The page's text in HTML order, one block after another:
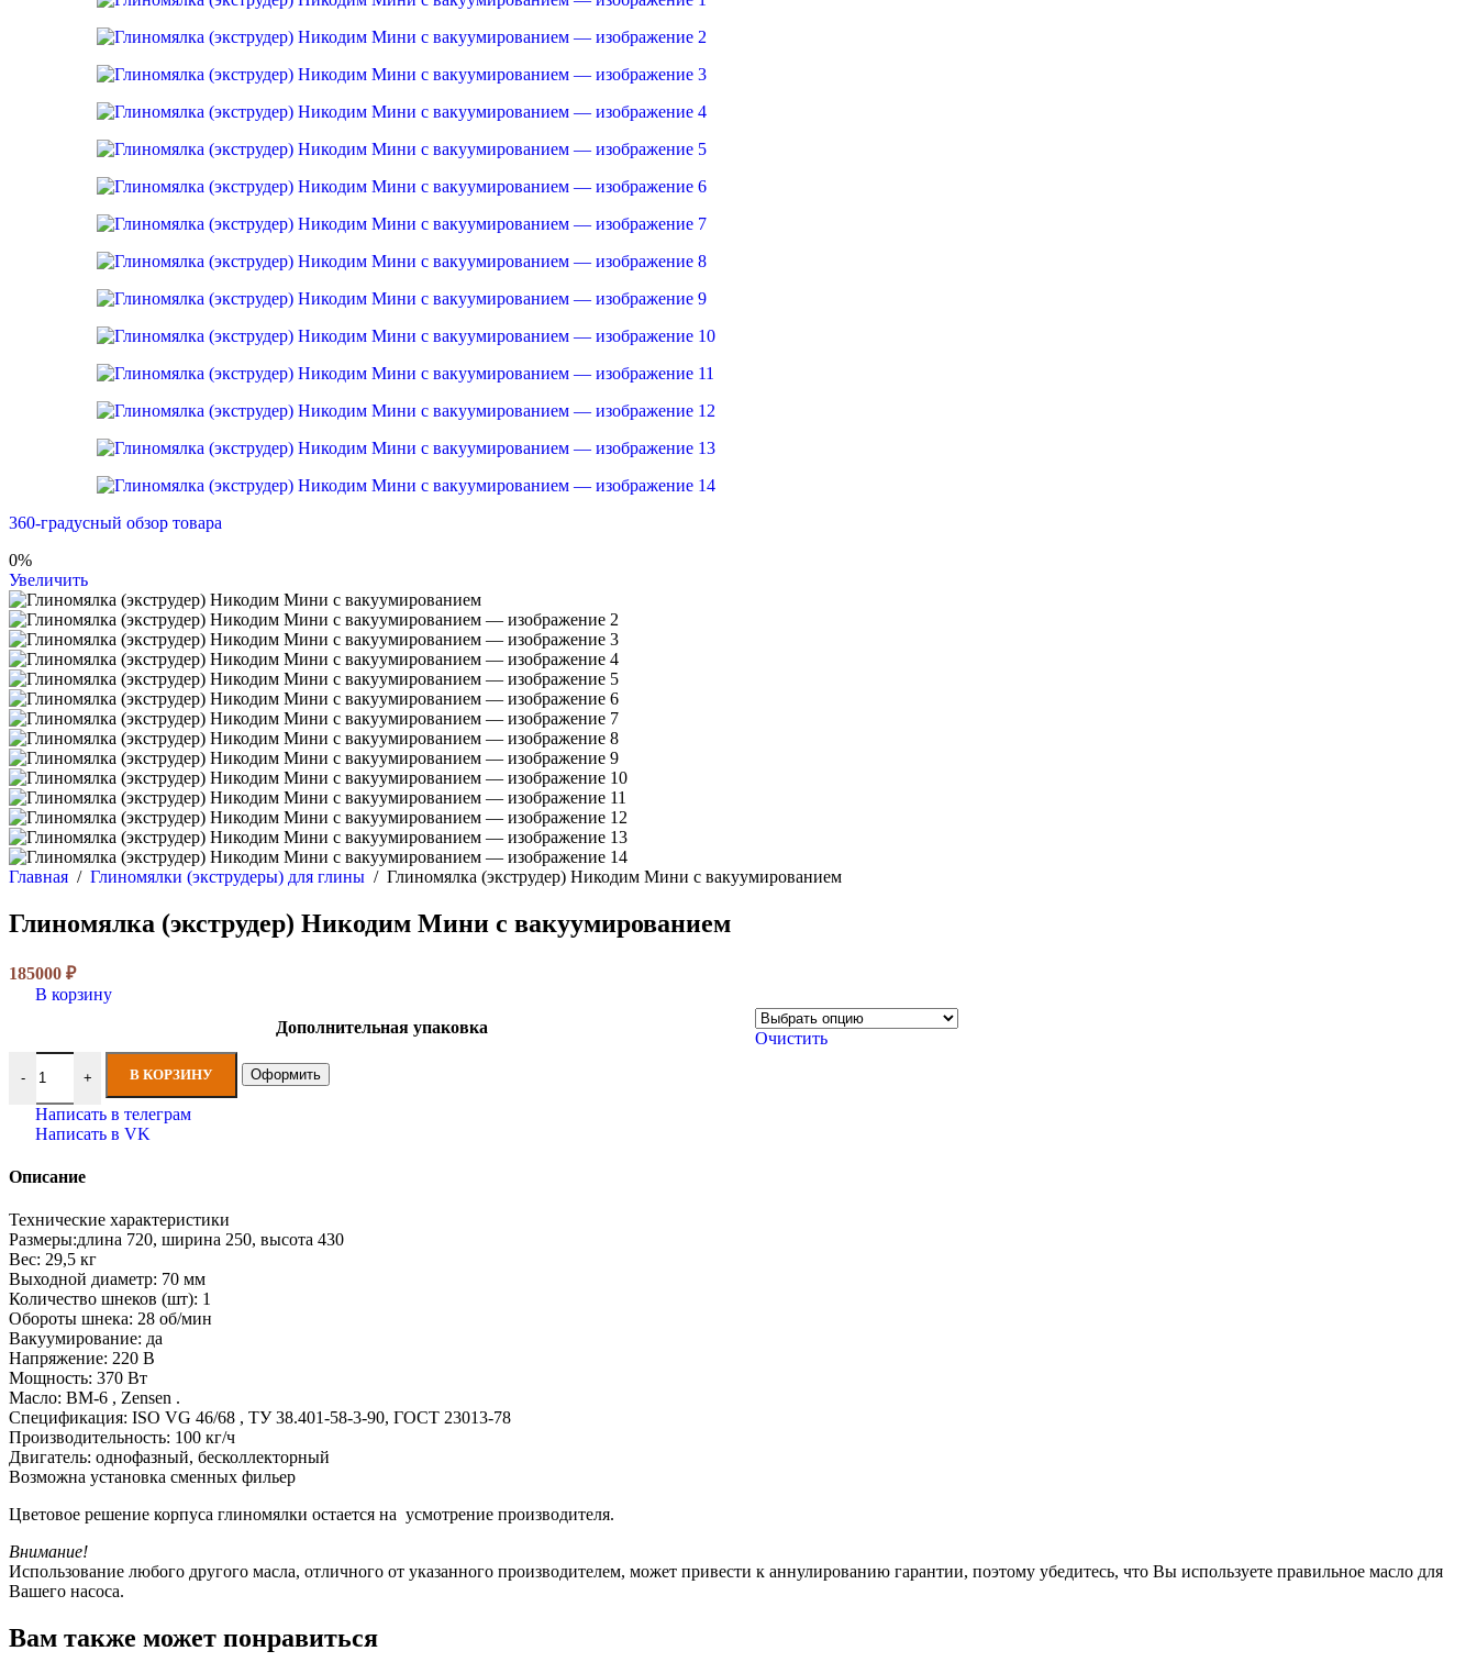
360-градусный обзор товара
0%
Увеличить
Главная / Глиномялки (экструдеры) для глины / Глиномялка (экструдер) Никодим Мини с вакуумированием
Глиномялка (экструдер) Никодим Мини с вакуумированием
185000 ₽
В корзину
Дополнительная упаковка
Очистить
-
Количество товара Глиномялка (экструдер) Никодим Мини с вакуумированием
+ В КОРЗИНУ Оформить
Написать в телеграм
Написать в VK
Описание
Технические характеристики
Размеры:длина 720, ширина 250, высота 430
Вес: 29,5 кг
Выходной диаметр: 70 мм
Количество шнеков (шт): 1
Обороты шнека: 28 об/мин
Вакуумирование: да
Напряжение: 220 В
Мощность: 370 Вт
Масло: ВМ-6 , Zensen .
Спецификация: ISO VG 46/68 , ТУ 38.401-58-3-90, ГОСТ 23013-78
Производительность: 100 кг/ч
Двигатель: однофазный, бесколлекторный
Возможна установка сменных фильер
Цветовое решение корпуса глиномялки остается на усмотрение производителя.
Внимание!
Использование любого другого масла, отличного от указанного производителем, может привести к аннулированию гарантии, поэтому убедитесь, что Вы используете правильное масло для
Вашего насоса.
Вам также может понравиться